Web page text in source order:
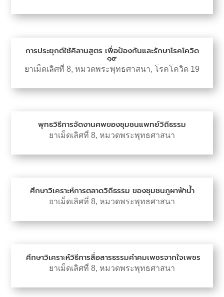
การประยุกต์ใช้คิลานสูตร เพื่อป้องกันและรักษาโรคโควิด
๑๙
ยาเม็ดเลิศที่ 8, หมวดพระพุทธศาสนา, โรคโควิด 19
พุทธวิธีการจัดงานศพของชุมชนแพทย์วิถีธรรม
ยาเม็ดเลิศที่ 8, หมวดพระพุทธศาสนา
ศึกษาวิเคราะห์การตลาดวิถีธรรม ของชุมชนภูผาฟ้าน้ำ
ยาเม็ดเลิศที่ 8, หมวดพระพุทธศาสนา
ศึกษาวิเคราะห์วิธีการสื่อสารธรรมคำคมเพชรจากใจเพชร
ยาเม็ดเลิศที่ 8, หมวดพระพุทธศาสนา